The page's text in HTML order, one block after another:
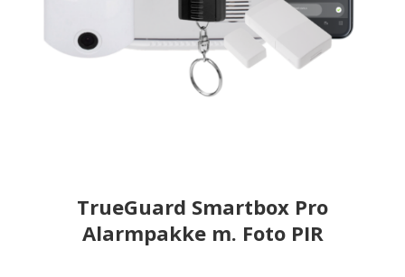
TrueGuard Smartbox Pro
Alarmpakke m. Foto PIR